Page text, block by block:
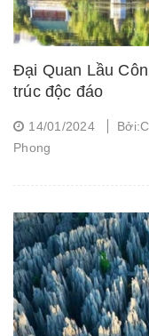
Đại Quan Lầu
trúc độc đáo
14/01/2024
Phong